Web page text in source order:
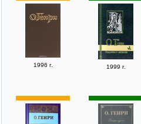
1996 г. 1999 г.